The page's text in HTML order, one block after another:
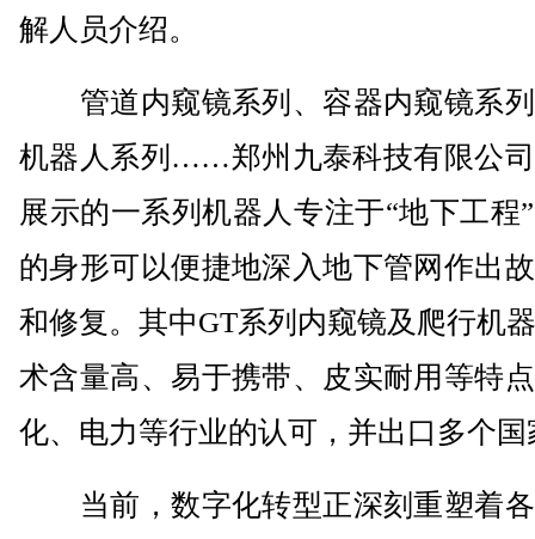
解人员介绍。
管道内窥镜系列、容器内窥镜系
机器人系列……郑州九泰科技有限公
展示的一系列机器人专注于“地下工程
的身形可以便捷地深入地下管网作出
和修复。其中GT系列内窥镜及爬行机
术含量高、易于携带、皮实耐用等特
化、电力等行业的认可，并出口多个国
当前，数字化转型正深刻重塑着